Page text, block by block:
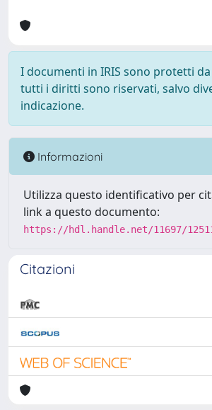
I documenti in IRIS sono protetti
tutti i diritti sono riservati, salvo
indicazione.
Informazioni
Utilizza questo identificativo per
link a questo documento:
https://hdl.handle.net/11697/
Citazioni